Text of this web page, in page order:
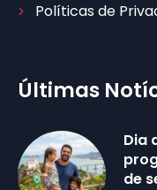
Políticas de
Últimas
Dia
de